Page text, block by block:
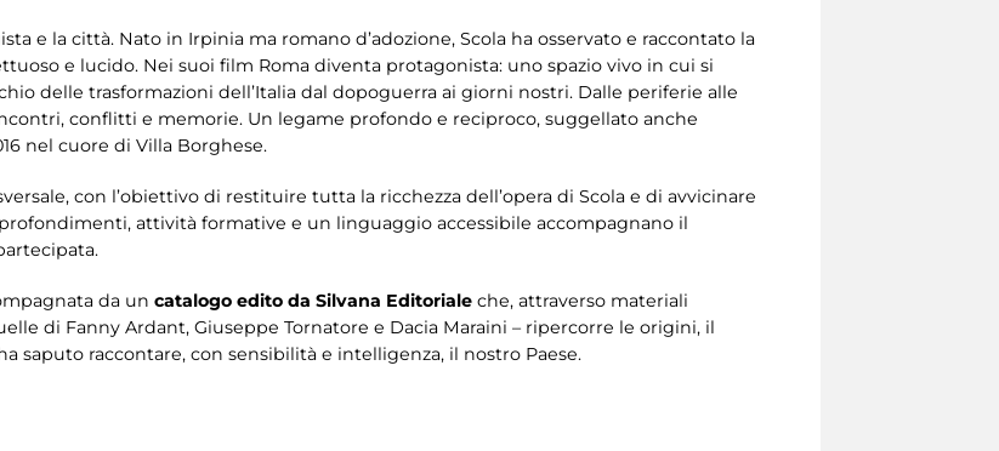
e la città. Nato in Irpinia ma romano d’adozione, Scola ha osservato e raccontato la
e lucido. Nei suoi film Roma diventa protagonista: uno spazio vivo in cui si
delle trasformazioni dell’Italia dal dopoguerra ai giorni nostri. Dalle periferie alle
conflitti e memorie. Un legame profondo e reciproco, suggellato anche
nel cuore di Villa Borghese.
con l’obiettivo di restituire tutta la ricchezza dell’opera di Scola e di avvicinare
attività formative e un linguaggio accessibile accompagnano il
da un catalogo edito da Silvana Editoriale che, attraverso materiali
di Fanny Ardant, Giuseppe Tornatore e Dacia Maraini – ripercorre le origini, il
saputo raccontare, con sensibilità e intelligenza, il nostro Paese.